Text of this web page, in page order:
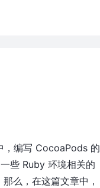
，编写 CocoaPods 的
些 Ruby 环境相关的
么，在这篇文章中，